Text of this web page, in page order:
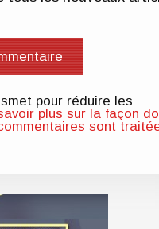
pour réduire les
plus sur la façon
sont